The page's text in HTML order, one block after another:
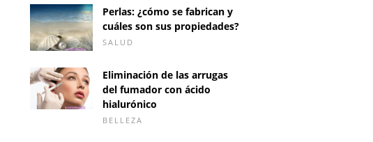
Perlas: ¿cómo se fabrican y
cuáles son sus propiedades?
SALUD
Eliminación de las arrugas
del fumador con ácido
hialurónico
BELLEZA